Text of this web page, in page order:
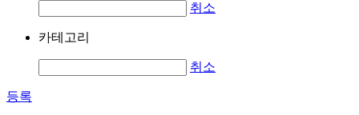
취소
카테고리
취소
등록